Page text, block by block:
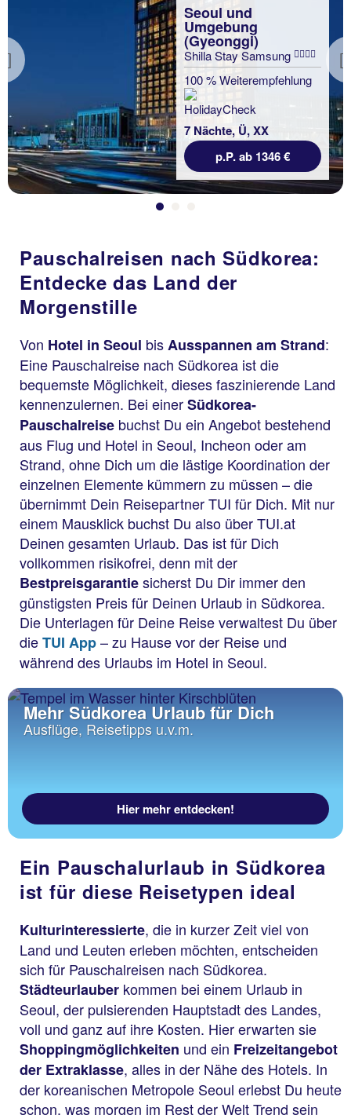
Previous
Seoul und
Umgebung
(Gyeonggi)
Shilla Stay Samsung
100 % Weiterempfehlung
7 Nächte, Ü, XX
p.P. ab 1346 €
Pauschalreisen nach Südkorea:
Entdecke das Land der
Morgenstille
Von Hotel in Seoul bisAusspannen am Strand:
Eine Pauschalreise nach Südkorea ist die
bequemste Möglichkeit, dieses faszinierende Land
kennenzulernen. Bei einerSüdkorea-
Pauschalreise buchst Du ein Angebot bestehend
aus Flug und Hotel in Seoul, Incheon oder am
Strand, ohne Dich um die lästige Koordination der
einzelnen Elemente kümmern zu müssen – die
übernimmt Dein Reisepartner TUI für Dich. Mit nur
einem Mausklick buchst Du also über TUI.at
Deinen gesamten Urlaub. Das ist für Dich
vollkommen risikofrei, denn mit der
Bestpreisgarantiesicherst Du Dir immer den
günstigsten Preis für Deinen Urlaub in Südkorea.
Die Unterlagen für Deine Reise verwaltest Du über
dieTUI App– zu Hause vor der Reise und
während des Urlaubs im Hotel in Seoul.
Mehr Südkorea Urlaub für Dich
Ausflüge, Reisetipps u.v.m.
Hier mehr entdecken!
Ein Pauschalurlaub in Südkorea
ist für diese Reisetypen ideal
Kulturinteressierte, die in kurzer Zeit viel von
Land und Leuten erleben möchten, entscheiden
sich für Pauschalreisen nach Südkorea.
Städteurlauber kommen bei einem Urlaub in
Seoul, der pulsierenden Hauptstadt des Landes,
voll und ganz auf ihre Kosten. Hier erwarten sie
Shoppingmöglichkeiten und ein Freizeitangebot
der Extraklasse, alles in der Nähe des Hotels. In
der koreanischen Metropole Seoul erlebst Du heute
schon, was morgen im Rest der Welt Trend sein